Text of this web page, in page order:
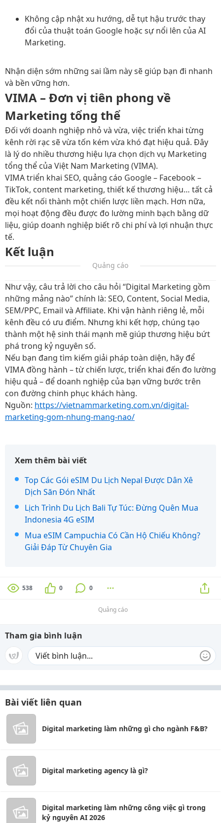
Không cập nhật xu hướng, dễ tụt hậu trước thay
đổi của thuật toán Google hoặc sự nổi lên của AI
Marketing.
Nhận diện sớm những sai lầm này sẽ giúp bạn đi nhanh
và bền vững hơn.
VIMA – Đơn vị tiên phong về
Marketing tổng thể
Đối với doanh nghiệp nhỏ và vừa, việc triển khai từng
kênh rời rạc sẽ vừa tốn kém vừa khó đạt hiệu quả. Đây
là lý do nhiều thương hiệu lựa chọn dịch vụ Marketing
tổng thể của Việt Nam Marketing (VIMA).
VIMA triển khai SEO, quảng cáo Google – Facebook –
TikTok, content marketing, thiết kế thương hiệu… tất cả
đều kết nối thành một chiến lược liền mạch. Hơn nữa,
mọi hoạt động đều được đo lường minh bạch bằng dữ
liệu, giúp doanh nghiệp biết rõ chi phí và lợi nhuận thực
tế.
Kết luận
Quảng cáo
Như vậy, câu trả lời cho câu hỏi “Digital Marketing gồm
những mảng nào” chính là: SEO, Content, Social Media,
SEM/PPC, Email và Affiliate. Khi vận hành riêng lẻ, mỗi
kênh đều có ưu điểm. Nhưng khi kết hợp, chúng tạo
thành một hệ sinh thái mạnh mẽ giúp thương hiệu bứt
phá trong kỷ nguyên số.
Nếu bạn đang tìm kiếm giải pháp toàn diện, hãy để
VIMA đồng hành – từ chiến lược, triển khai đến đo lường
hiệu quả – để doanh nghiệp của bạn vững bước trên
con đường chinh phục khách hàng.
Nguồn: https://vietnammarketing.com.vn/digital-
marketing-gom-nhung-mang-nao/
Xem thêm bài viết
Top Các Gói eSIM Du Lịch Nepal Được Dân Xê
Dịch Săn Đón Nhất
Lịch Trình Du Lịch Bali Tự Túc: Đừng Quên Mua
Indonesia 4G eSIM
Mua eSIM Campuchia Có Cần Hộ Chiếu Không?
Giải Đáp Từ Chuyên Gia
538 0 0
Quảng cáo
Tham gia bình luận
Bài viết liên quan
Digital marketing làm những gì cho ngành F&B?
Digital marketing agency là gì?
Digital marketing làm những công việc gì trong
kỷ nguyên AI 2026